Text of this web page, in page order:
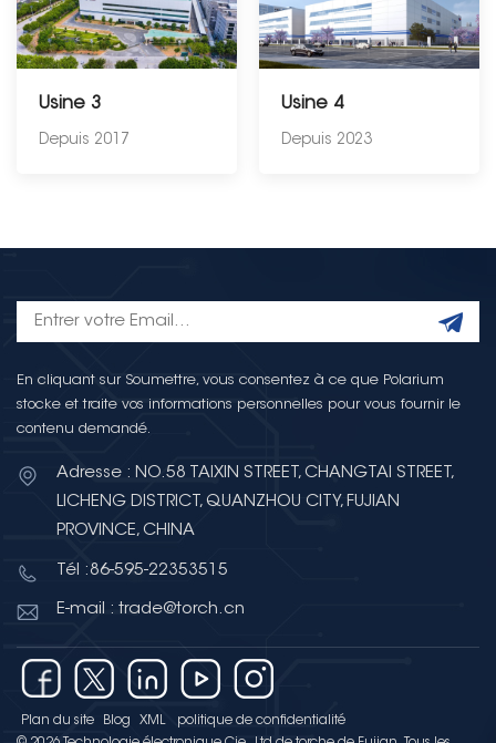
Usine 3
Depuis 2017
Usine 4
Depuis 2023
En cliquant sur Soumettre, vous consentez à ce que Polarium
stocke et traite vos informations personnelles pour vous fournir le
contenu demandé.
Adresse : NO.58 TAIXIN STREET, CHANGTAI STREET,
LICHENG DISTRICT, QUANZHOU CITY, FUJIAN
PROVINCE, CHINA
Tél :86-595-22353515
E-mail : trade@torch.cn
Plan du site Blog XML
politique de confidentialité